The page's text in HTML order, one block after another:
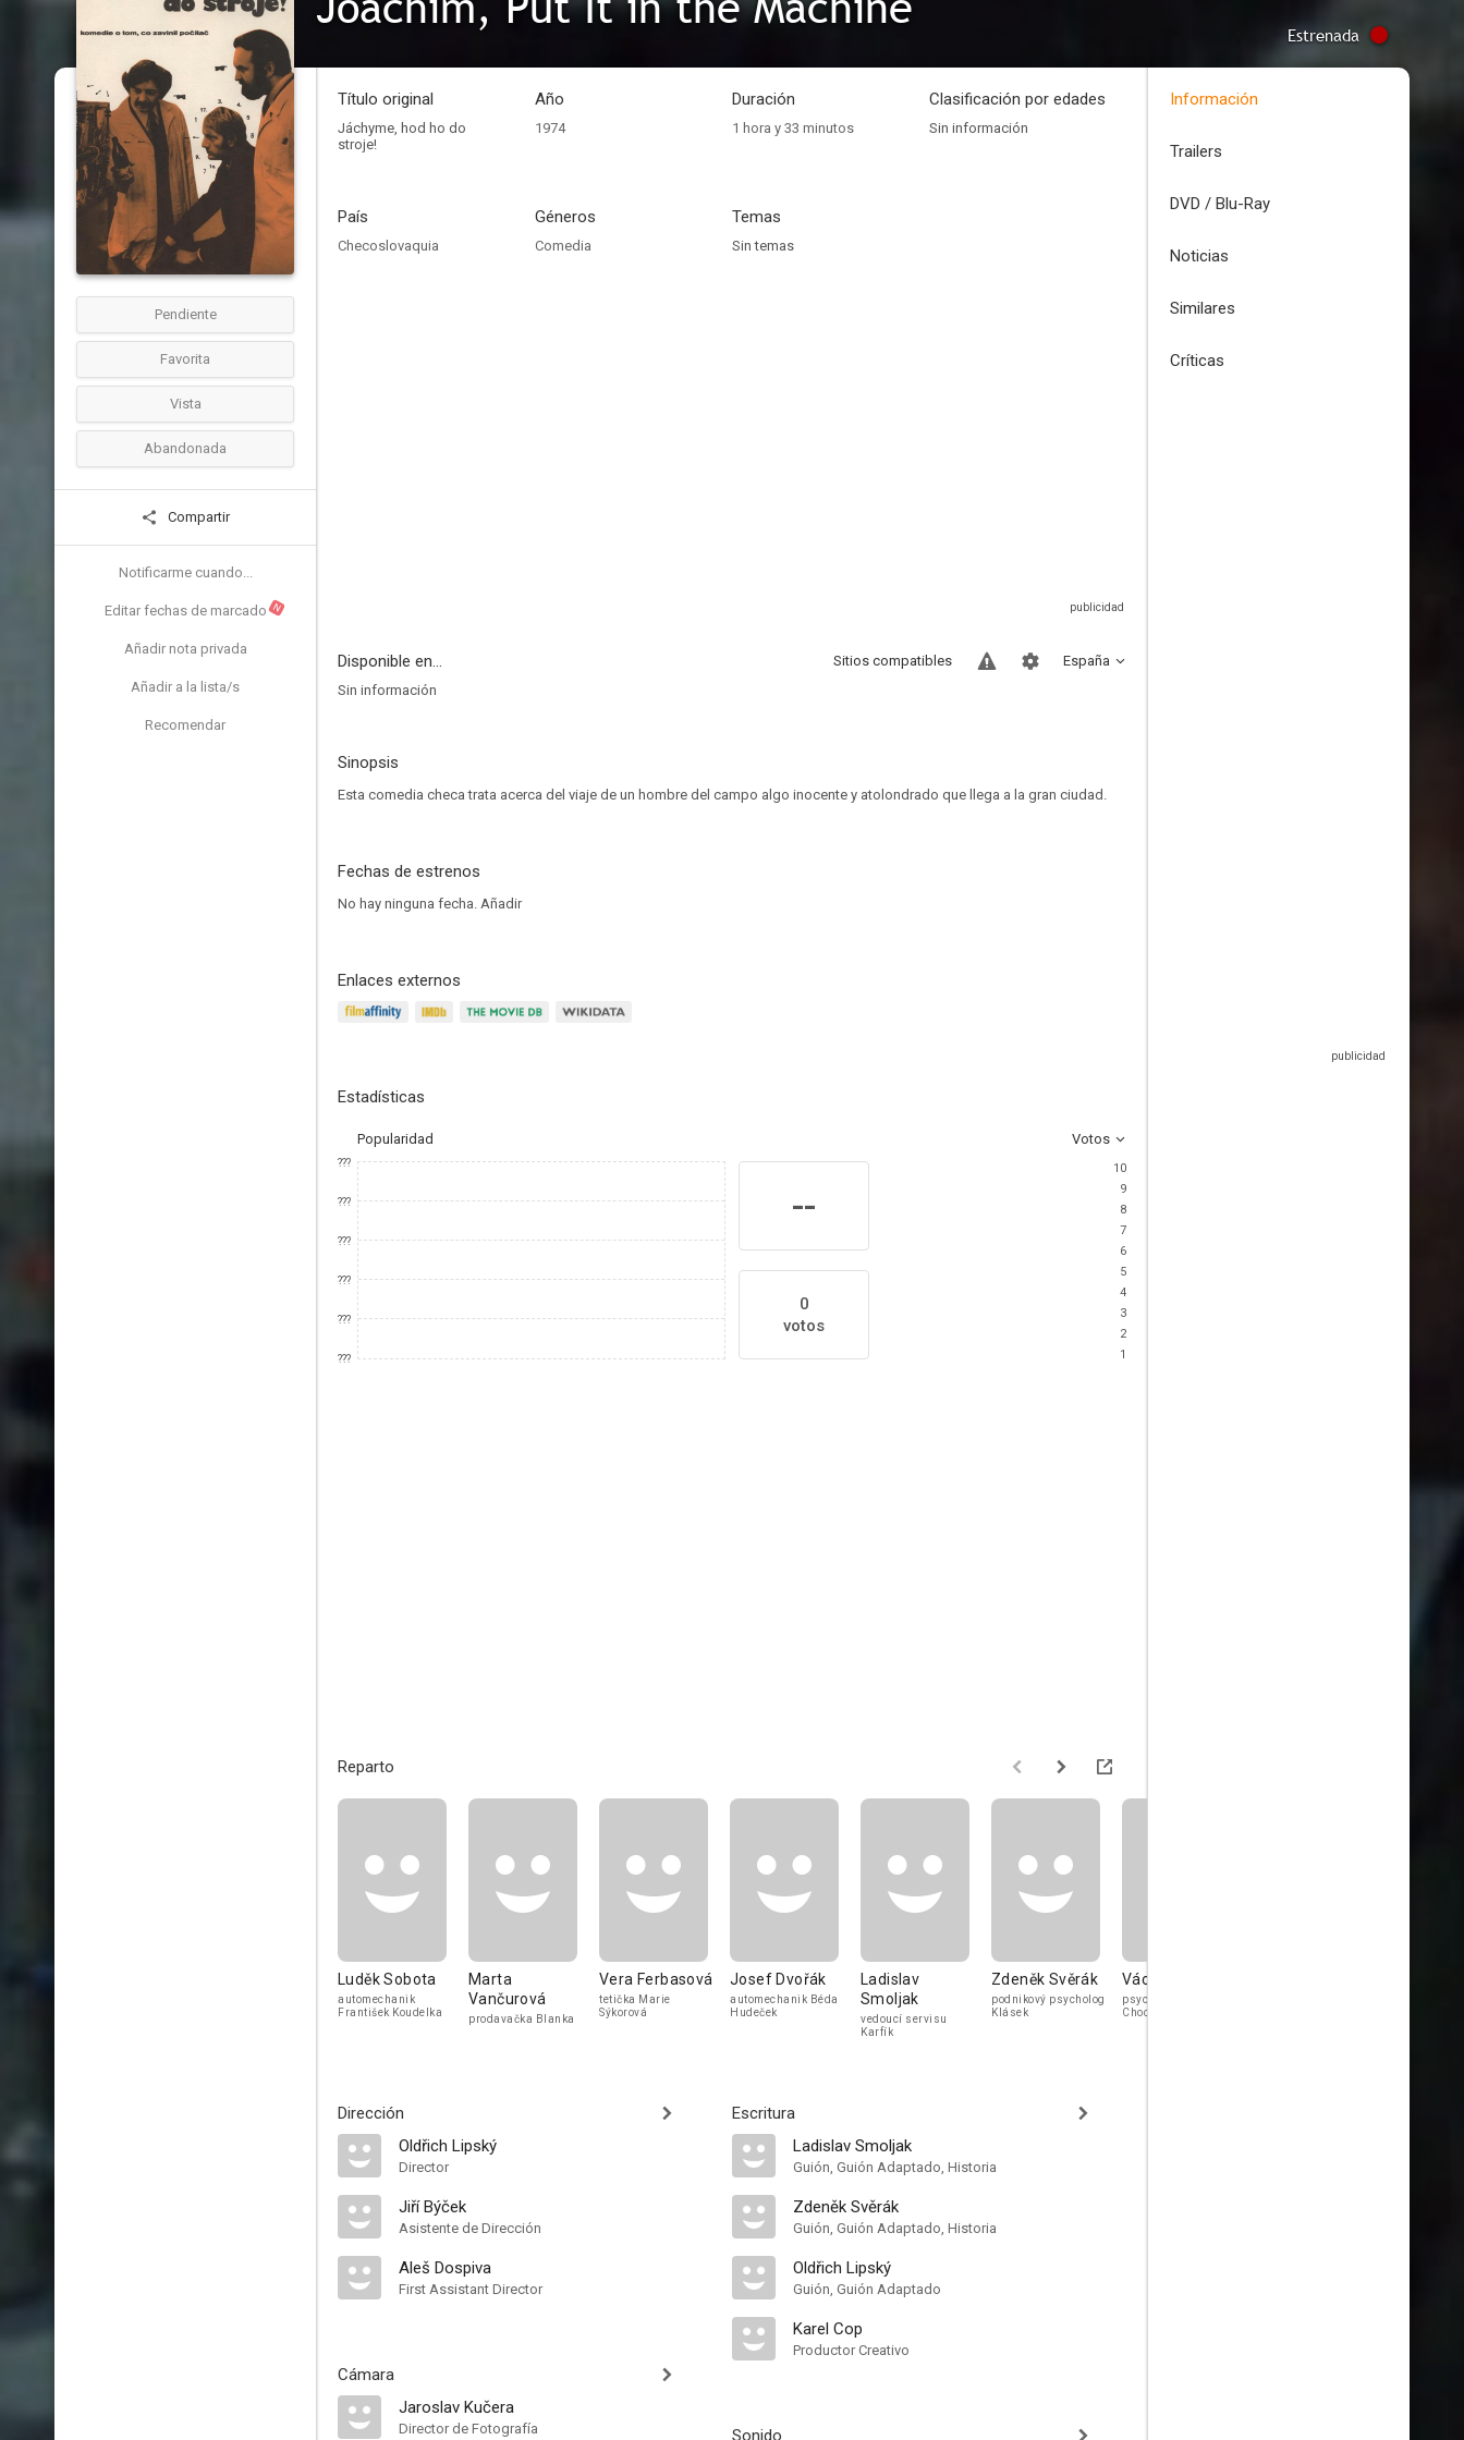
Estrenada
Pendiente
Favorita
Vista
Abandonada
Compartir
Notificarme cuando...
Editar fechas de marcado N
Añadir nota privada
Añadir a la lista/s
Recomendar
Título original
Jáchyme, hod ho do
stroje!
Año
1974
Duración
1 hora y 33 minutos
Clasificación por edades
Sin información
País
Checoslovaquia
Géneros
Comedia
Temas
Sin temas
Disponible en... España
Sitios compatibles
Sin información
Sinopsis
Esta comedia checa trata acerca del viaje de un hombre del campo algo inocente y atolondrado que llega a la gran ciudad.
Fechas de estrenos
No hay ninguna fecha. Añadir
Enlaces externos
Estadísticas
Popularidad Votos
???
???
???
???
???
???
--
0
votos
10
9
8
7
6
5
4
3
2
1
Reparto
Luděk Sobota
automechanik
František Koudelka
Marta
Vančurová
prodavačka Blanka
Vera Ferbasová
tetička Marie
Sýkorová
Josef Dvořák
automechanik Béda
Hudeček
Ladislav
Smoljak
vedoucí servisu
Karfík
Zdeněk Svěrák
podnikový psycholog
Klásek
Václav Lohniský
psychiatr docent
Chocholoušek
Dirección
Oldřich Lipský
Director
Jiří Býček
Asistente de Dirección
Aleš Dospiva
First Assistant Director
Cámara
Jaroslav Kučera
Director de Fotografía
Escritura
Ladislav Smoljak
Guión, Guión Adaptado, Historia
Zdeněk Svěrák
Guión, Guión Adaptado, Historia
Oldřich Lipský
Guión, Guión Adaptado
Karel Cop
Productor Creativo
Sonido
Información
Trailers
DVD / Blu-Ray
Noticias
Similares
Críticas